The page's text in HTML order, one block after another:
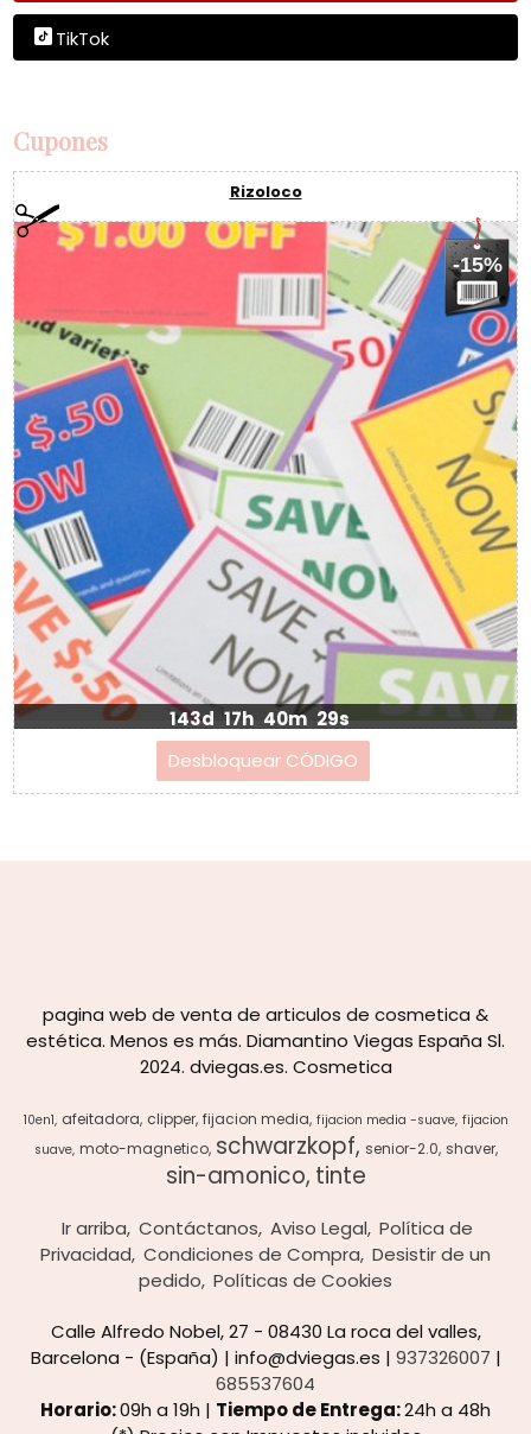
TikTok
Cupones
Rizoloco
-15%
143d 17h 40m 28s
pagina web de venta de articulos de cosmetica &
estética. Menos es más. Diamantino Viegas España Sl.
2024. dviegas.es. Cosmetica
10en1 afeitadora clipper fijacion media fijacion media -suave fijacion
suave moto-magnetico schwarzkopf senior-2.0 shaver
sin-amonico tinte
Ir arriba Contáctanos Aviso Legal Política de
Privacidad Condiciones de Compra Desistir de un
pedido Políticas de Cookies
Calle Alfredo Nobel, 27 - 08430 La roca del valles,
Barcelona - (España) | info@dviegas.es | 937326007 |
685537604
Horario:09h a 19h | Tiempo de Entrega:24h a 48h